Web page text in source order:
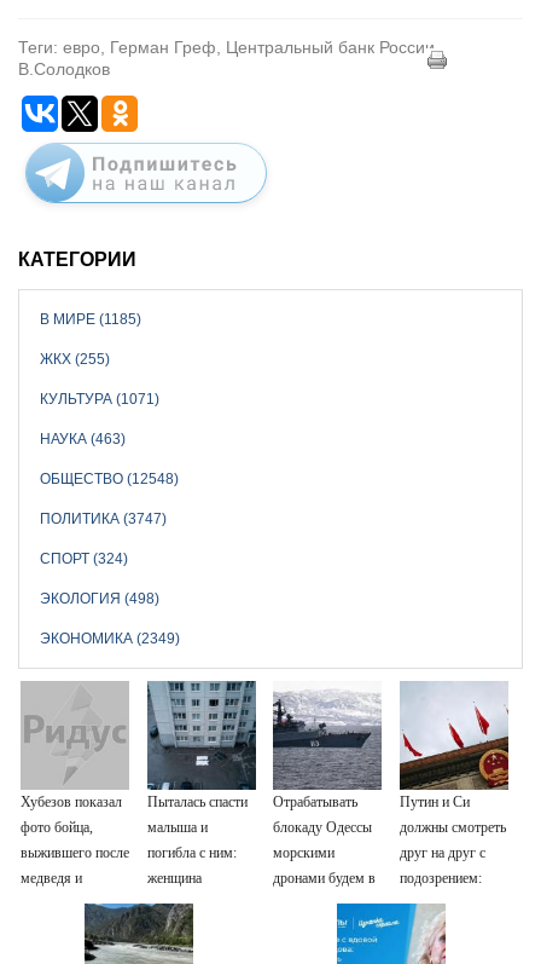
Теги: евро, Герман Греф, Центральный банк России,
В.Солодков
КАТЕГОРИИ
В МИРЕ (1185)
ЖКХ (255)
КУЛЬТУРА (1071)
НАУКА (463)
ОБЩЕСТВО (12548)
ПОЛИТИКА (3747)
СПОРТ (324)
ЭКОЛОГИЯ (498)
ЭКОНОМИКА (2349)
Хубезов показал
фото бойца,
выжившего после
медведя и
Пыталась спасти
малыша и
погибла с ним:
женщина
разбилась
насмерть на
глазах у детей
Отрабатывать
блокаду Одессы
морскими
дронами будем в
Заполярье? А еще
дальше забраться
адмиралы не
Путин и Си
должны смотреть
друг на друг с
подозрением:
Зеленский
поставил задачу
своим